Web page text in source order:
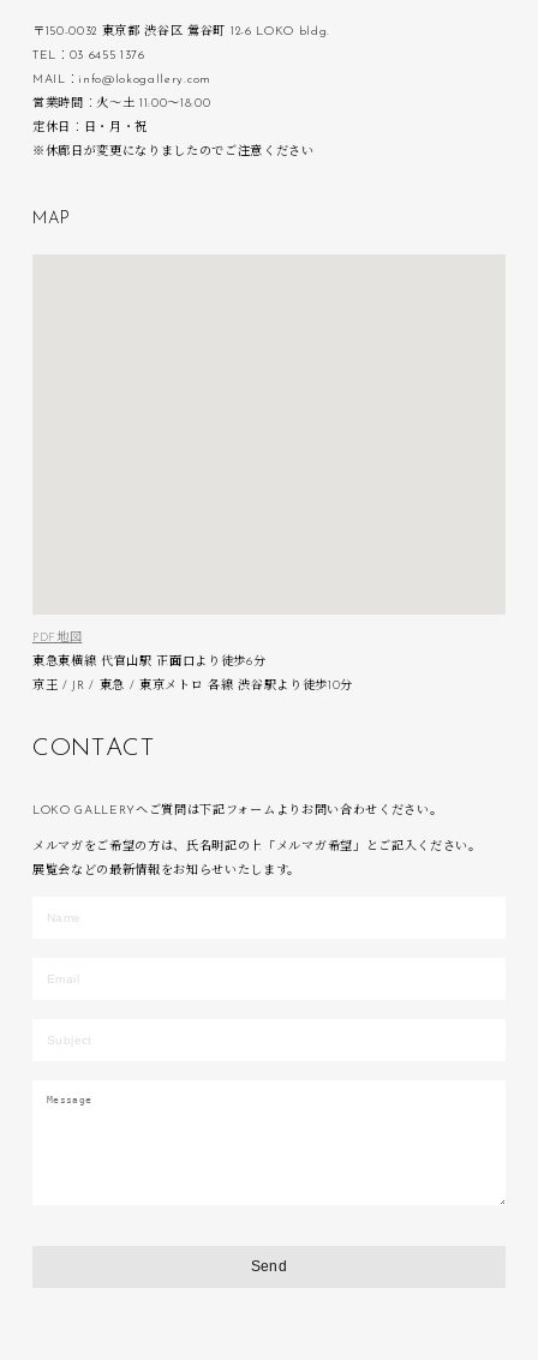
〒150-0032 東京都 渋谷区 鶯谷町 12-6 LOKO bldg.
TEL：03 6455 1376
MAIL：info@lokogallery.com
営業時間：火〜土 11:00〜18:00
定休日：日・月・祝
※休廊日が変更になりましたのでご注意ください
M A P
PDF地図
東急東横線 代官山駅 正面口より徒歩6分
京王 / JR / 東急 / 東京メトロ 各線 渋谷駅より徒歩10分
C ON T AC T
LOKO GALLERYへご質問は下記フォームよりお問い合わせください。
メルマガをご希望の方は、氏名明記の上「メルマガ希望」とご記入ください。
展覧会などの最新情報をお知らせいたします。